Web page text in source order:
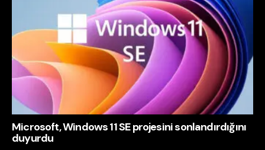
Microsoft, Windows 11 SE projesini sonlandırdığını
duyurdu